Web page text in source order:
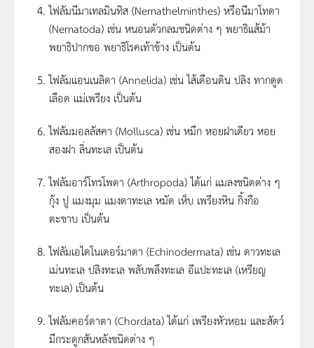
ไฟลัมนีมาเทลมินทิส (Nemathelminthes) หรือนีมาโทดา
(Nematoda) เช่น หนอนตัวกลมชนิดต่าง ๆ พยาธิแส้ม้า
พยาธิปากขอ พยาธิโรคเท้าช้าง เป็นต้น
ไฟลัมแอนเนลิดา (Annelida) เช่น ไส้เดือนดิน ปลิง ทากดูด
เลือด แม่เพรียง เป็นต้น
ไฟลัมมอลลัสคา (Mollusca) เช่น หมึก หอยฝาเดียว หอย
สองฝา ลิ่นทะเล เป็นต้น
ไฟลัมอาร์โทรโพดา (Arthropoda) ได้แก่ แมลงชนิดต่าง ๆ
กุ้ง ปู แมงมุม แมงดาทะเล หมัด เห็บ เพรียงหิน กิ้งกือ
ตะขาบ เป็นต้น
ไฟลัมเอไดโนเดอร์มาตา (Echinodermata) เช่น ดาวทะเล
เม่นทะเล ปลิงทะเล พลับพลึงทะเล อีแปะทะเล (เหรียญ
ทะเล) เป็นต้น
ไฟลัมคอร์ดาตา (Chordata) ได้แก่ เพรียงหัวหอม และสัตว์
มีกระดูกสันหลังชนิดต่าง ๆ